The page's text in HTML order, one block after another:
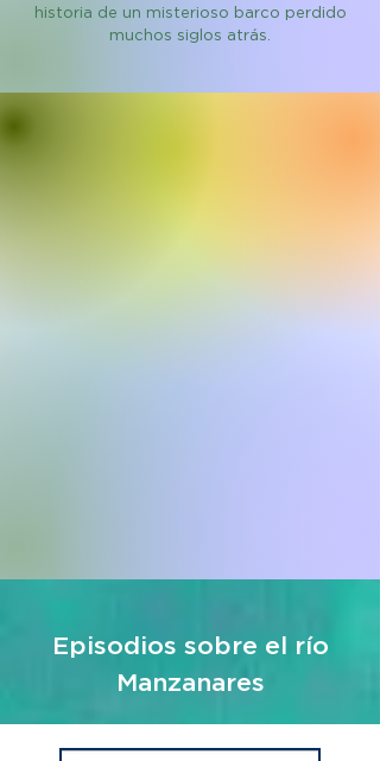
historia de un misterioso barco perdido
muchos siglos atrás.
Episodios sobre el río
Manzanares